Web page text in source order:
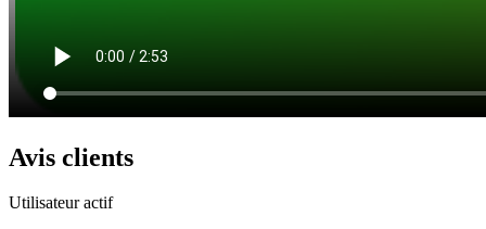
Avis clients
Utilisateur actif